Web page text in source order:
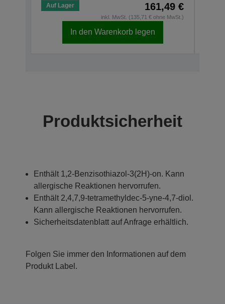
Auf Lager 161,49 €
inkl. MwSt. (135,71 € ohne MwSt.)
In den Warenkorb legen
Produktsicherheit
Enthält 1,2-Benzisothiazol-3(2H)-on. Kann
allergische Reaktionen hervorrufen.
Enthält 2,4,7,9-tetramethyldec-5-yne-4,7-diol.
Kann allergische Reaktionen hervorrufen.
Sicherheitsdatenblatt auf Anfrage erhältlich.
Folgen Sie immer den Informationen auf dem
Produkt Label.